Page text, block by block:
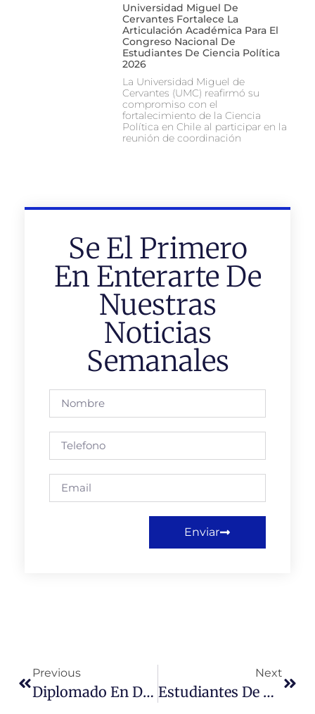
Universidad Miguel De
Cervantes Fortalece La
Articulación Académica Para El
Congreso Nacional De
Estudiantes De Ciencia Política
2026
La Universidad Miguel de
Cervantes (UMC) reafirmó su
compromiso con el
fortalecimiento de la Ciencia
Política en Chile al participar en la
reunión de coordinación
Se El Primero
En Enterarte De
Nuestras
Noticias
Semanales
Enviar
Previous
Diplomado En Derecho Y Administración Municipal
Next
Estudiantes De La UMC Eligen A Mejores Profesores Del Año 2019